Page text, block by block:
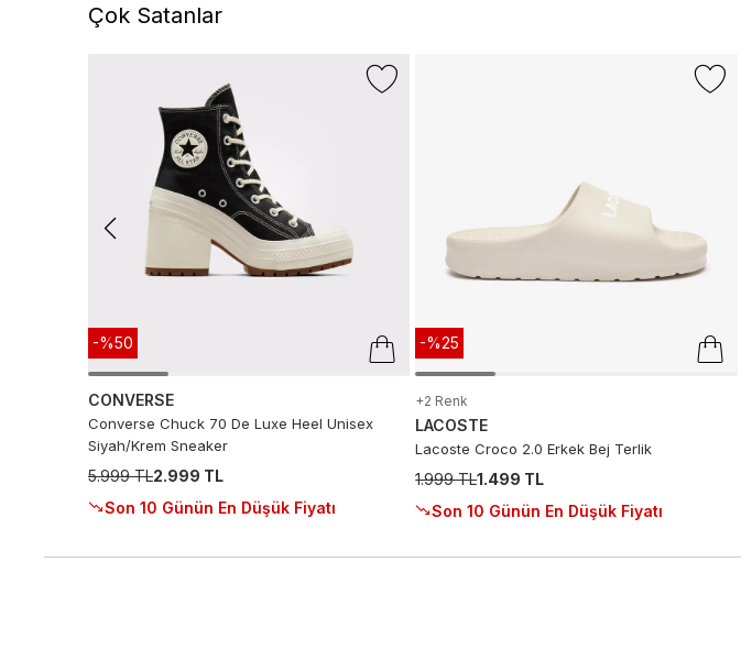
Çok Satanlar
-%50
CONVERSE
Converse Chuck 70 De Luxe Heel Unisex
Siyah/Krem Sneaker
5.999 TL2.999 TL
Son 10 Günün En Düşük Fiyatı
-%25
+2 Renk
LACOSTE
Lacoste Croco 2.0 Erkek Bej Terlik
1.999 TL1.499 TL
Son 10 Günün En Düşük Fiyatı